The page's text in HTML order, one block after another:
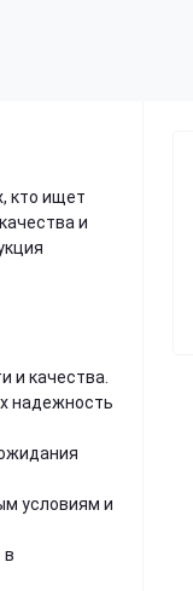
кто ищет
и
и качества.
надежность
условиям и
в